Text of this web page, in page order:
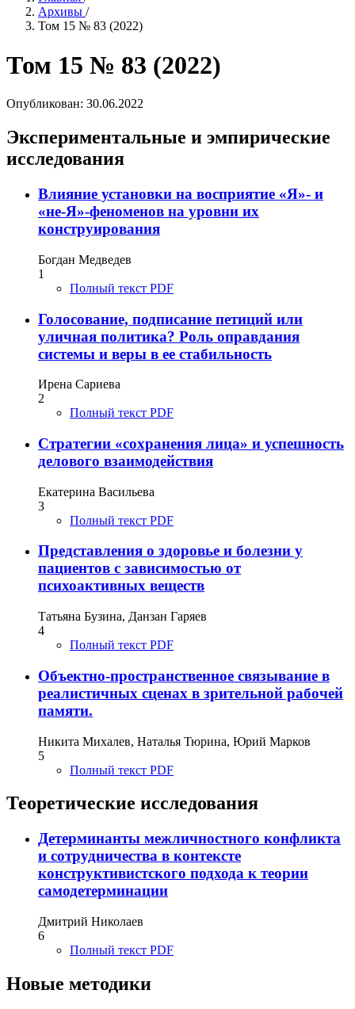
Архивы /
Том 15 № 83 (2022)
Том 15 № 83 (2022)
Опубликован: 30.06.2022
Экспериментальные и эмпирические
исследования
Влияние установки на восприятие «Я»- и
«не-Я»-феноменов на уровни их
конструирования
Богдан Медведев
1
Полный текст PDF
Голосование, подписание петиций или
уличная политика? Роль оправдания
системы и веры в ее стабильность
Ирена Сариева
2
Полный текст PDF
Стратегии «сохранения лица» и успешность
делового взаимодействия
Екатерина Васильева
3
Полный текст PDF
Представления о здоровье и болезни у
пациентов с зависимостью от
психоактивных веществ
Татьяна Бузина, Данзан Гаряев
4
Полный текст PDF
Объектно-пространственное связывание в
реалистичных сценах в зрительной рабочей
памяти.
Никита Михалев, Наталья Тюрина, Юрий Марков
5
Полный текст PDF
Теоретические исследования
Детерминанты межличностного конфликта
и сотрудничества в контексте
конструктивистского подхода к теории
самодетерминации
Дмитрий Николаев
6
Полный текст PDF
Новые методики